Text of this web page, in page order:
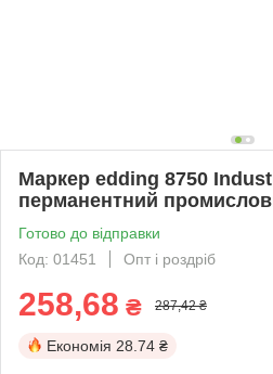
Маркер edding 8750
перманентний
Готово до відправки
Код: 01451
Опт і роздріб
258,68 ₴ 287,42 ₴
Економія 28.74 ₴